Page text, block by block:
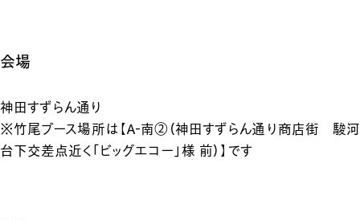
会場
神田すずらん通り
※竹尾ブース場所は【A-南②（神田すずらん通り商店街 駿河
台下交差点近く「ビッグエコー」様 前）】です